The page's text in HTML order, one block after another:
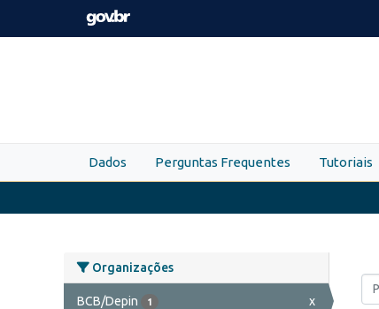
Skip to main content
Dados Perguntas Frequentes Tutoriais
Organizações
BCB/Depin 1 x